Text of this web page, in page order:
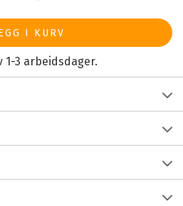
1-3 arbeidsdager.
9 - 12
eventyr, fjernt fra hverdagen